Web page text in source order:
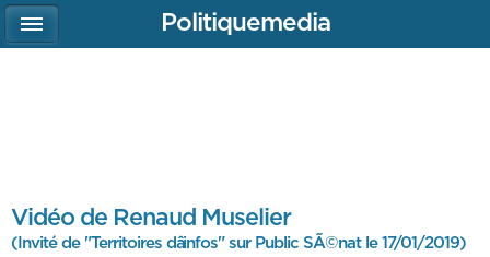
Vidéo de Renaud Muselier
(Invité de "Territoires dâinfos" sur Public SÃ©nat le 17/01/2019)
Politiquemedia